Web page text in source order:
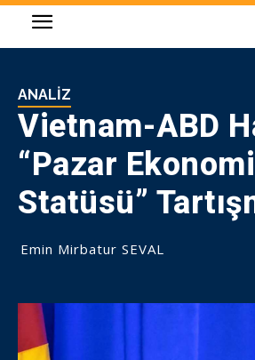
ANALIZ
Vietnam-ABD
“Pazar
Statüsü”
Emin Mirbatur SEVAL